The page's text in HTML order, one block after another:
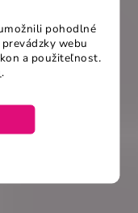
pohodlné
webu
a použiteľnost.
.